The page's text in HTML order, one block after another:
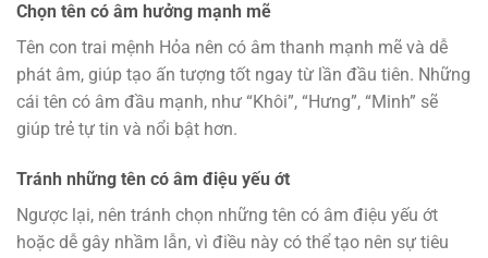
Chọn tên có âm hưởng mạnh mẽ
Tên con trai mệnh Hỏa nên có âm thanh mạnh mẽ và dễ
phát âm, giúp tạo ấn tượng tốt ngay từ lần đầu tiên. Những
cái tên có âm đầu mạnh, như “Khôi”, “Hưng”, “Minh” sẽ
giúp trẻ tự tin và nổi bật hơn.
Tránh những tên có âm điệu yếu ớt
Ngược lại, nên tránh chọn những tên có âm điệu yếu ớt
hoặc dễ gây nhầm lẫn, vì điều này có thể tạo nên sự tiêu